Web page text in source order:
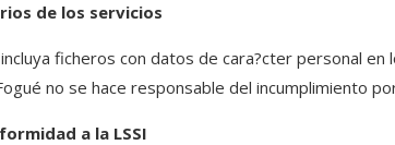
de los servicios
ficheros con datos de cara?cter personal
no se hace responsable del incumplimiento
a la LSSI